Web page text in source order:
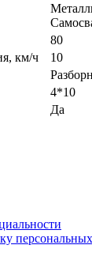
80
км/ч
10
4*10
Да